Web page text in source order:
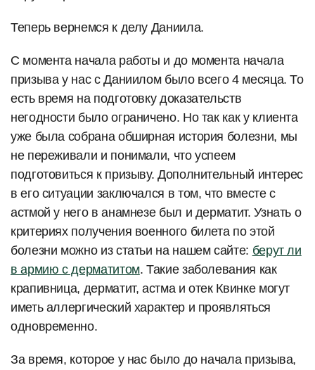
Теперь вернемся к делу Даниила.
С момента начала работы и до момента начала
призыва у нас с Даниилом было всего 4 месяца. То
есть время на подготовку доказательств
негодности было ограничено. Но так как у клиента
уже была собрана обширная история болезни, мы
не переживали и понимали, что успеем
подготовиться к призыву. Дополнительный интерес
в его ситуации заключался в том, что вместе с
астмой у него в анамнезе был и дерматит. Узнать о
критериях получения военного билета по этой
болезни можно из статьи на нашем сайте: берут ли
в армию с дерматитом. Такие заболевания как
крапивница, дерматит, астма и отек Квинке могут
иметь аллергический характер и проявляться
одновременно.
За время, которое у нас было до начала призыва,